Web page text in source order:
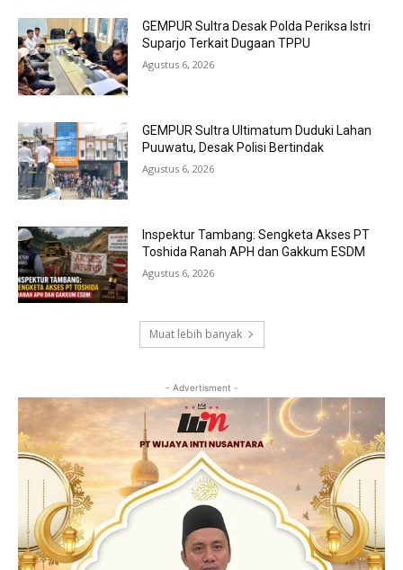
GEMPUR Sultra Desak Polda Periksa Istri
Suparjo Terkait Dugaan TPPU
Agustus 6, 2026
GEMPUR Sultra Ultimatum Duduki Lahan
Puuwatu, Desak Polisi Bertindak
Agustus 6, 2026
Inspektur Tambang: Sengketa Akses PT
Toshida Ranah APH dan Gakkum ESDM
Agustus 6, 2026
Muat lebih banyak
- Advertisment -